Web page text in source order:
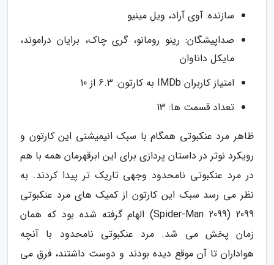
سازنده: آوی آراد، ویل مینیو
صداپیشگان: رینو رومانو، گری چاک، برایان دراموند،
مایکل داناوان
امتیاز کاربران IMDb به کارتون: 6.3 از 10
تعداد قسمت ها: 13
ظاهر مرد عنکبوتی همگام با سبک انیمیشنی این کارتون و
رویکرد نوتر در داستان پردازی برای این ابرقهرمان همه با هم
در مرد عنکبوتی نامحدود وجهی تاریک تر پیدا کردند. به
نظر می رسد سبک این کارتون از کمیک های مرد عنکبوتی
2099 (Spider-Man 2099) الهام گرفته شده بود که همان
زمان پخش می شد. مرد عنکبوتی نامحدود با آنچه
هواداران تا آن موقع دیده بودند و دوست داشتند، فرق می